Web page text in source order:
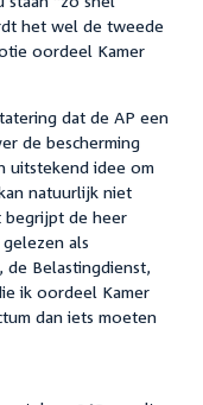
het wel de tweede
oordeel Kamer
dat de AP een
de bescherming
uitstekend idee om
natuurlijk niet
begrijpt de heer
als
Belastingdienst,
ik oordeel Kamer
dan iets moeten